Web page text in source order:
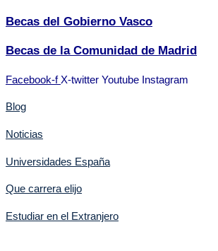
Becas del Gobierno Vasco
Becas de la Comunidad de Madrid
Facebook-f X-twitter Youtube Instagram
Blog
Noticias
Universidades España
Que carrera elijo
Estudiar en el Extranjero